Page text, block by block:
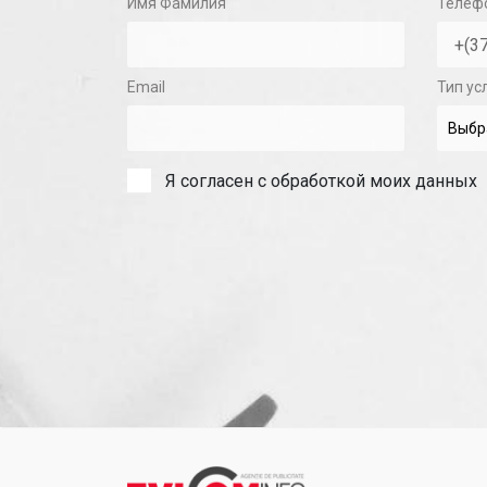
Имя Фамилия
Email Тип
Я согласен с обработкой моих данных